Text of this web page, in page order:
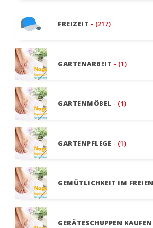
FREIZEIT - (217)
GARTENARBEIT - (1)
GARTENMÖBEL - (1)
GARTENPFLEGE - (1)
GEMÜTLICHKEIT IM FREIEN
GERÄTESCHUPPEN KAUFEN